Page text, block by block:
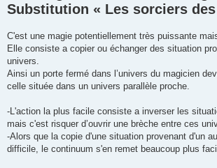
Substitution « Les sorciers
C'est une magie potentiellement très puissante
Elle consiste a copier ou échanger des situation
univers.
Ainsi un porte fermé dans l’univers du magicien
celle située dans un univers parallèle proche.
-L'action la plus facile consiste a inverser les
mais c'est risquer d’ouvrir une brèche entre ces
-Alors que la copie d'une situation provenant d'un
difficile, le continuum s'en remet beaucoup plus